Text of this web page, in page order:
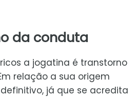
da conduta
a jogatina é transtorno
relação a sua origem
já que se acredita